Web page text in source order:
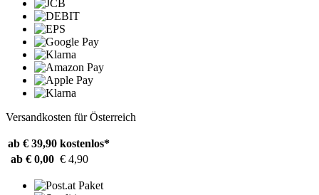
Versandkosten für Österreich
ab € 39,90 kostenlos*
ab € 0,00 € 4,90